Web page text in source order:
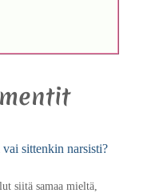
sittenkin narsisti?
siitä samaa mieltä,